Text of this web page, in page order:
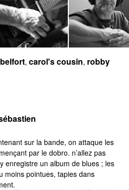
belfort, carol's cousin, robby
sur la bande, on attaque les
par le dobro. n’allez pas
enregistre un album de blues ; les
moins pointues, tapies dans